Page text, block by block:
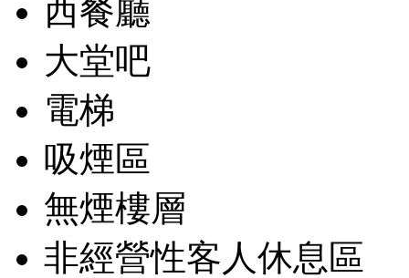
西餐廳
大堂吧
電梯
吸煙區
無煙樓層
非經營性客人休息區